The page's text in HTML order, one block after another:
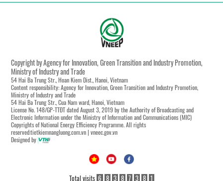
Copyright by Agency for Innovation, Green Transition and Industry Promotion,
Ministry of Industry and Trade
54 Hai Ba Trung Str., Hoan Kiem Dist., Hanoi, Vietnam
Content responsibility: Agency for Innovation, Green Transition and Industry Promotion,
Ministry of Industry and Trade
54 Hai Ba Trung Str., Cua Nam ward, Hanoi, Vietnam
License No. 148/GP-TTĐT dated August 3, 2019 by the Authority of Broadcasting and
Electronic Information under the Ministry of Information and Communications (MIC)
Copyrights of National Energy Efficiency Programme. All rights
reserved:tietkiemnangluong.com.vn | vneec.gov.vn
Designed by
Total visits 6 8 3 8 7 3 8 1